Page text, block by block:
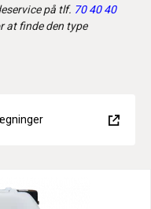
på tlf. 70 40 40
at finde den type